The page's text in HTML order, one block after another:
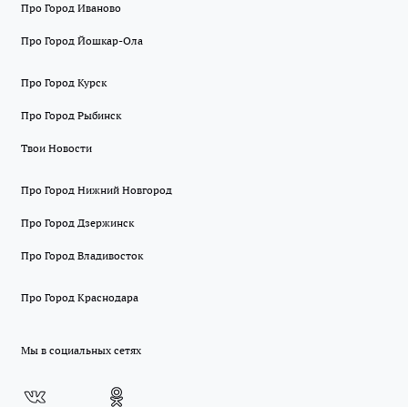
Про Город Иваново
Про Город Йошкар-Ола
Про Город Курск
Про Город Рыбинск
Твои Новости
Про Город Нижний Новгород
Про Город Дзержинск
Про Город Владивосток
Про Город Краснодара
Мы в социальных сетях